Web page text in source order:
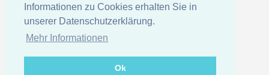
Informationen zu Cookies erhalten Sie in
unserer Datenschutzerklärung.
Mehr Informationen
Ok